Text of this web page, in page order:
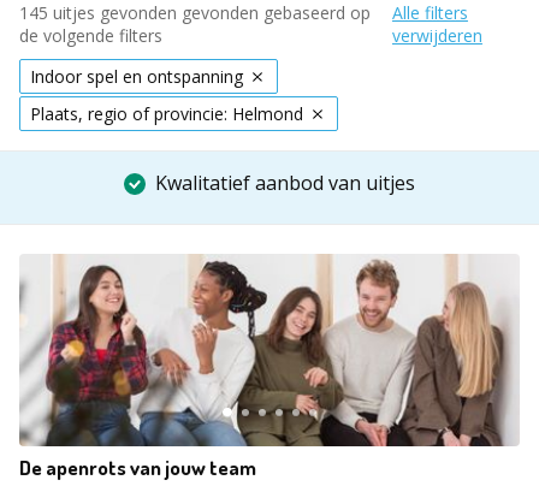
145 uitjes gevonden gevonden gebaseerd op
de volgende filters
Alle filters
verwijderen
Indoor spel en ontspanning
Plaats, regio of provincie: Helmond
Kwalitatief aanbod van uitjes
De apenrots van jouw team